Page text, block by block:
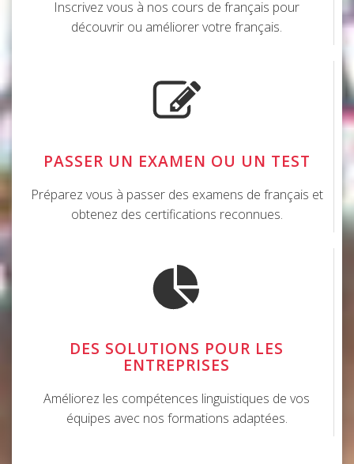
Inscrivez vous à nos cours de français pour
découvrir ou améliorer votre français.
PASSER UN EXAMEN OU UN TEST
Préparez vous à passer des examens de français et
obtenez des certifications reconnues.
DES SOLUTIONS POUR LES
ENTREPRISES
Améliorez les compétences linguistiques de vos
équipes avec nos formations adaptées.